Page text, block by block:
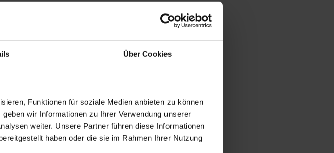
Über Cookies
Funktionen für soziale Medien anbieten zu können
wir Informationen zu Ihrer Verwendung unserer
weiter. Unsere Partner führen diese Informationen
haben oder die sie im Rahmen Ihrer Nutzung